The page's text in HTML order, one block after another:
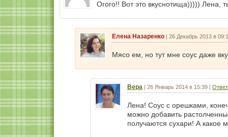
Огого!! Вот это вкуснотища))))) Лена,
Елена Назаренко | 26 Декабрь 2013 в
Мясо ем, но тут мне соус даже
Вера | 26 Январь 2014 в 15:39 |
Лена! Соус с орешками,
можно добавить
получаются сухари! А какое